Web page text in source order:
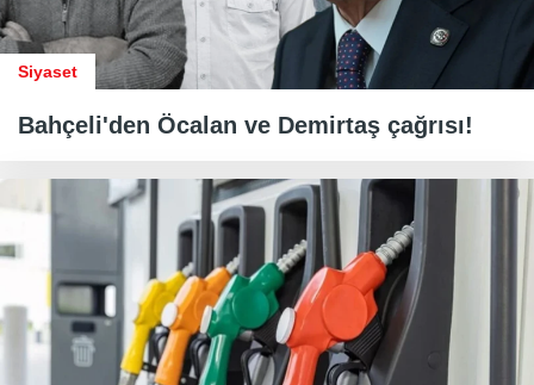
Siyaset
Bahçeli'den Öcalan ve Demirtaş çağrısı!